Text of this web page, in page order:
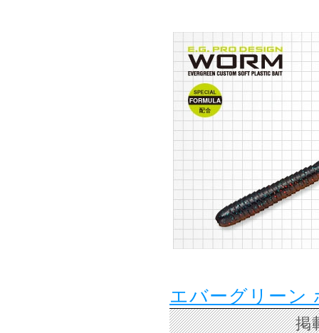
エバーグリーン
掲